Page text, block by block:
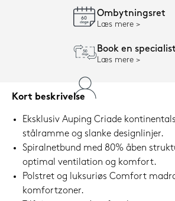
Ombytningsret
Læs mere
Book en specialist
Læs mere
Kort beskrivelse
Eksklusiv Auping Criade
stålramme og slanke designlinjer.
Spiralnetbund med 80% åben
optimal ventilation og komfort.
Polstret og luksuriøs Comfort
komfortzoner.